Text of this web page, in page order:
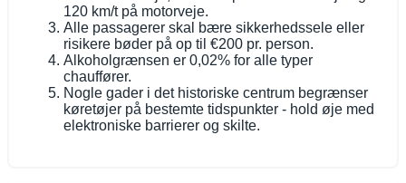
120 km/t på motorveje.
Alle passagerer skal bære sikkerhedssele eller
risikere bøder på op til €200 pr. person.
Alkoholgrænsen er 0,02% for alle typer
chauffører.
Nogle gader i det historiske centrum begrænser
køretøjer på bestemte tidspunkter - hold øje med
elektroniske barrierer og skilte.